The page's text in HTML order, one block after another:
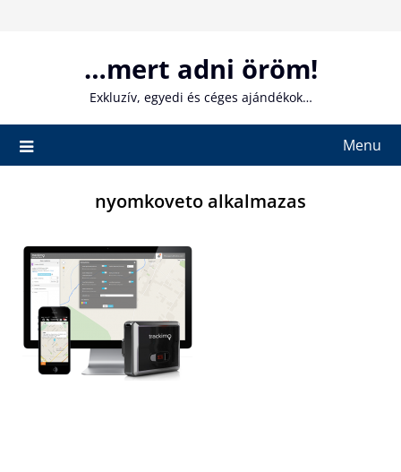
…mert adni öröm!
Exkluzív, egyedi és céges ajándékok…
Menu
nyomkoveto alkalmazas